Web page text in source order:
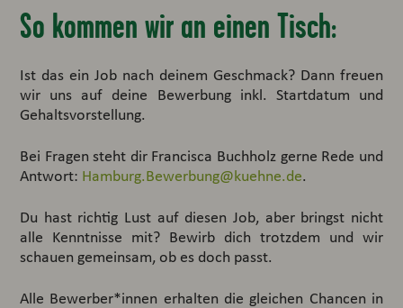
So kommen wir an einen Tisch:
Ist das ein Job nach deinem Geschmack? Dann freuen
wir uns auf deine Bewerbung inkl. Startdatum und
Gehaltsvorstellung.
Bei Fragen steht dir Francisca Buchholz gerne Rede und
Antwort: Hamburg.Bewerbung@kuehne.de.
Du hast richtig Lust auf diesen Job, aber bringst nicht
alle Kenntnisse mit? Bewirb dich trotzdem und wir
schauen gemeinsam, ob es doch passt.
Alle Bewerber*innen erhalten die gleichen Chancen in